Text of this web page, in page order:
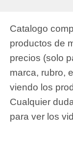
Catalogo
productos de
precios (solo
marca, rubro,
viendo los
Cualquier
para ver los